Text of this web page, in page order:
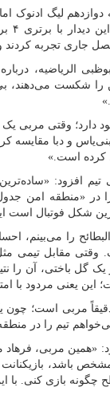
دوازدهم لیگ ادنوک
۱۷
تجربه کردند و
الریاضیه،
را شکست می‌دهند،
دارد؛ وقتی مربی
و دبا مقایسه
کرده است.»
تیم افزود:
در «منطقه امن
شکل فوتبال است
را می‌بینم،
وقتی مقابل تیمی
مربی است؛ چون
تیم را در
«همین مربی،
باشد، بازیکنانت
چگونه بازی کنی.